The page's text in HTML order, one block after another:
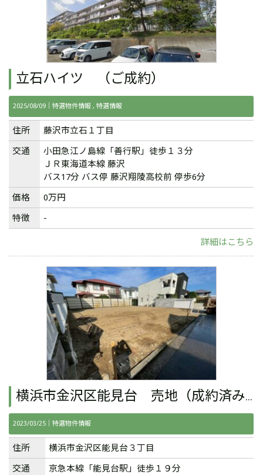
立石ハイツ （ご成約）
2025/08/09｜ 特選物件情報 特選情報
住所
藤沢市立石１丁目
交通
小田急江ノ島線「善行駅」徒歩１３分
ＪＲ東海道本線 藤沢
バス17分 バス停 藤沢翔陵⾼校前 停歩6分
価格
0万円
特徴
-
詳細はこちら
横浜市金沢区能見台 売地（成約済み）
2023/03/25｜ 特選物件情報
住所
横浜市金沢区能見台３丁目
交通
京急本線「能見台駅」徒歩１９分